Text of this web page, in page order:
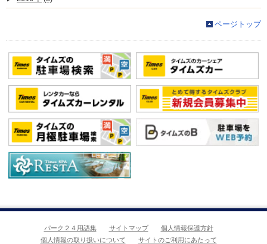
ページトップ
パーク２４用語集 サイトマップ
個人情報保護方針
個人情報の取り扱いについて
サイトのご利用にあたって